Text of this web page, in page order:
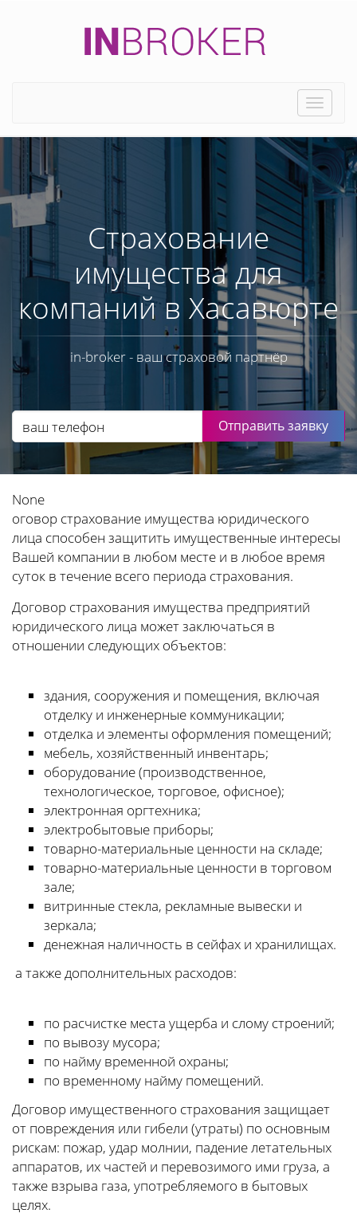
Toggle
Страхование
имущества для
компаний в Хасавюрте
in-broker - ваш страховой партнёр
Отправить заявку
None
оговор страхование имущества юридического
лица способен защитить имущественные интересы
Вашей компании в любом месте и в любое время
суток в течение всего периода страхования.
Договор страхования имущества предприятий
юридического лица может заключаться в
отношении следующих объектов:
здания, сооружения и помещения, включая
отделку и инженерные коммуникации;
отделка и элементы оформления помещений;
мебель, хозяйственный инвентарь;
оборудование (производственное,
технологическое, торговое, офисное);
электронная оргтехника;
электробытовые приборы;
товарно-материальные ценности на складе;
товарно-материальные ценности в торговом
зале;
витринные стекла, рекламные вывески и
зеркала;
денежная наличность в сейфах и хранилищах.
а также дополнительных расходов:
по расчистке места ущерба и слому строений;
по вывозу мусора;
по найму временной охраны;
по временному найму помещений.
Договор имущественного страхования защищает
от повреждения или гибели (утраты) по основным
рискам: пожар, удар молнии, падение летательных
аппаратов, их частей и перевозимого ими груза, а
также взрыва газа, употребляемого в бытовых
целях.